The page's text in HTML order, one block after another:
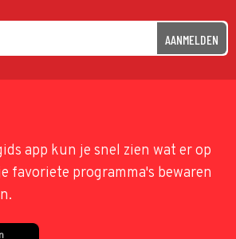
AANMELDEN
app kun je snel zien wat er op
favoriete programma's bewaren